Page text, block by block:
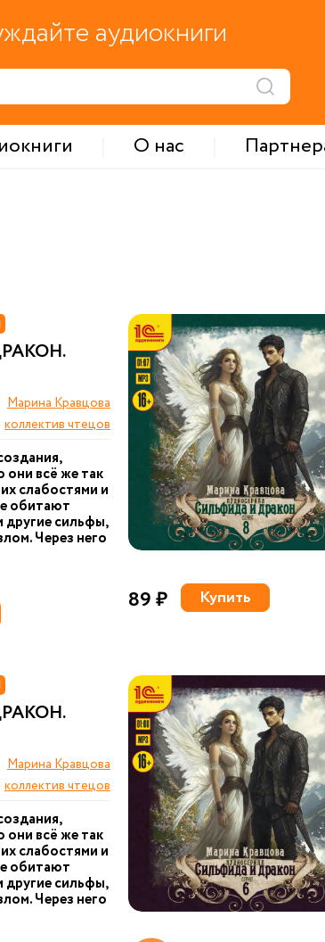
аудиокниги
О нас
Марина Кравцова
коллектив чтецов
они всё же так
слабостями и
обитают
другие сильфы,
Через него
89 ₽ Купить
Марина Кравцова
коллектив чтецов
они всё же так
слабостями и
обитают
другие сильфы,
Через него